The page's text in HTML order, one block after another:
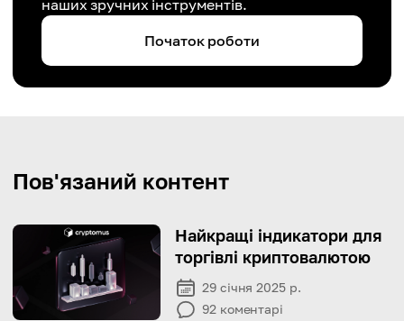
наших зручних інструментів.
Початок роботи
Пов'язаний контент
Найкращі індикатори для
торгівлі криптовалютою
29 січня 2025 р.
92 коментарі